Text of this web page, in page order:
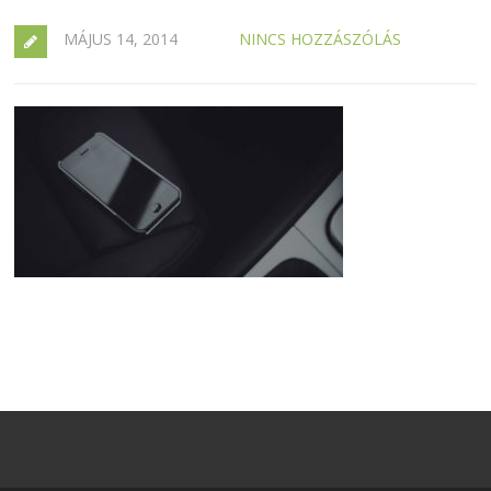
MÁJUS 14, 2014 NINCS HOZZÁSZÓLÁS